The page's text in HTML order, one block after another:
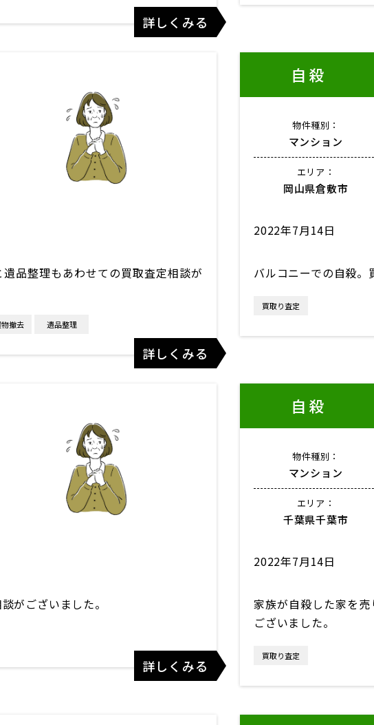
詳しくみる
品整理もあわせての買取査定相談が
撤去 遺品整理
詳しくみる
自殺
物件種別：
マンション
エリア：
岡山県倉敷市
2022年7月14日
バルコニーでの自殺。
買取り査定
がございました。
詳しくみる
自殺
物件種別：
マンション
エリア：
千葉県千葉市
2022年7月14日
家族が自殺した家を
ございました。
買取り査定